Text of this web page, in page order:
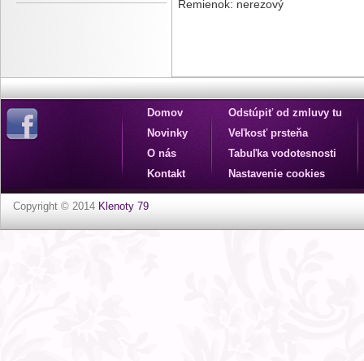
Remienok: nerezový
Domov
Novinky
O nás
Kontakt
Odstúpiť od zmluvy tu
Veľkosť prsteňa
Tabuľka vodotesnosti
Nastavenie cookies
Copyright © 2014 Klenoty 79